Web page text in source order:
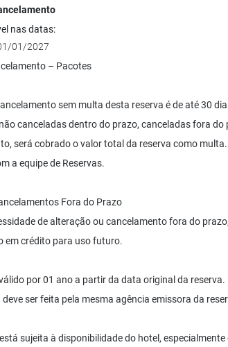
nas datas:
01/2027
– Pacotes
sem multa desta reserva é de até 30
canceladas dentro do prazo, canceladas fora
será cobrado o valor total da reserva como
a equipe de Reservas.
Fora do Prazo
de alteração ou cancelamento fora do
em crédito para uso futuro.
por 01 ano a partir da data original da reserva.
deve ser feita pela mesma agência emissora da
sujeita à disponibilidade do hotel,